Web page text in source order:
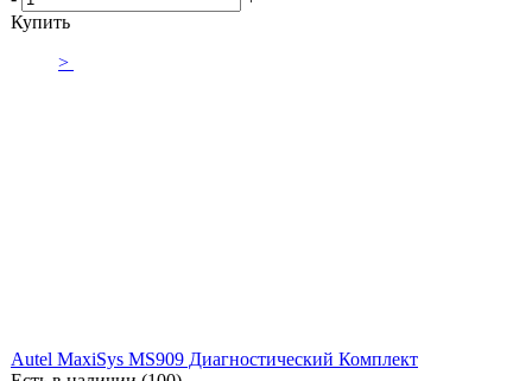
Купить
>
Autel MaxiSys MS909 Диагностический Комплект